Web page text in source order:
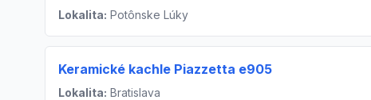
Lokalita: Potônske Lúky
Keramické kachle Piazzetta e905
Lokalita: Bratislava